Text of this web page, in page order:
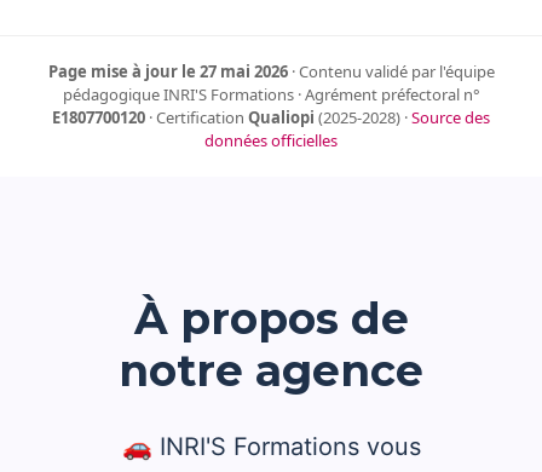
Page mise à jour le 27 mai 2026· Contenu validé par l'équipe
pédagogique INRI'S Formations · Agrément préfectoral n°
E1807700120 · Certification Qualiopi (2025-2028) ·Source des
données officielles
À propos de
notre agence
🚗 INRI'S Formations vous